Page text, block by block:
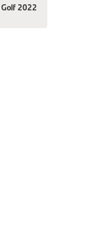
Golf 2022